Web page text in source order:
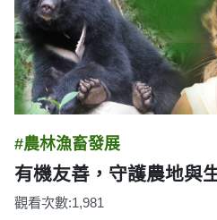
#農林漁畜發展
有機友善，守護農地與
觀看次數:1,981